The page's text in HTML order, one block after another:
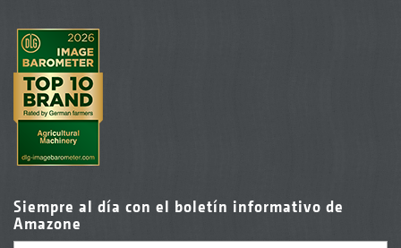
Siempre al día con el boletín informativo de
Amazone